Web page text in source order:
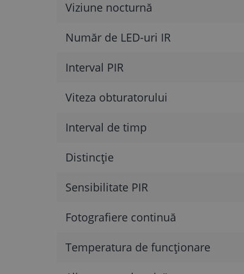
Viziune nocturnă
Număr de LED-uri IR
Interval PIR
Viteza obturatorului
Interval de timp
Distincţie
Sensibilitate PIR
Fotografiere continuă
Temperatura de funcționare